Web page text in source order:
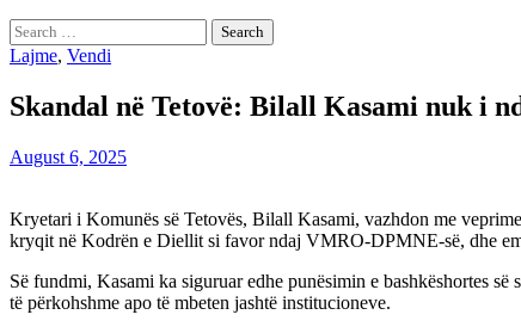
Search
for:
Lajme, Vendi
Skandal në Tetovë: Bilall Kasami nuk i
August 6, 2025
Kryetari i Komunës së Tetovës, Bilall Kasami, vazhdon me
kryqit në Kodrën e Diellit si favor ndaj VMRO-DPMNE-së, dhe
Së fundmi, Kasami ka siguruar edhe punësimin e bashkëshortes
të përkohshme apo të mbeten jashtë institucioneve.